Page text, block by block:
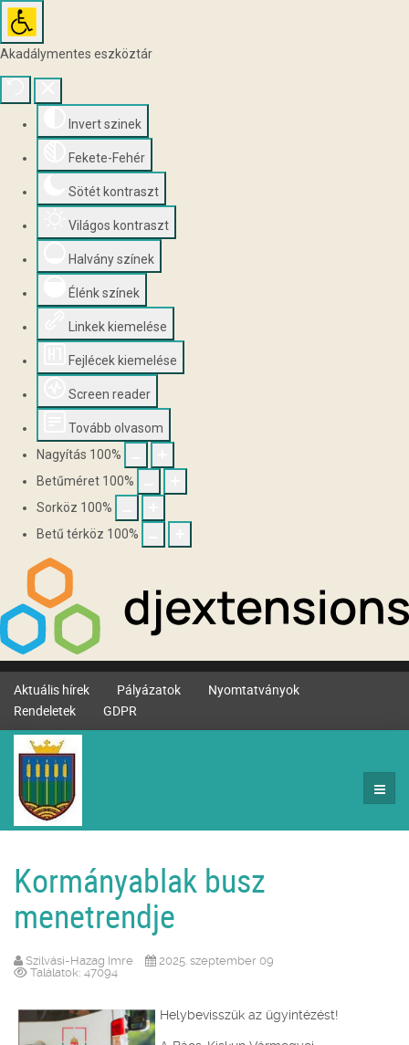
Akadálymentes eszköztár
Invert szinek
Fekete-Fehér
Sötét kontraszt
Világos kontraszt
Halvány színek
Élénk színek
Linkek kiemelése
Fejlécek kiemelése
Screen reader
Tovább olvasom
Nagyítás 100%
Betűméret 100%
Sorköz 100%
Betű térköz 100%
Aktuális hírek Pályázatok
Nyomtatványok
Rendeletek
GDPR
Kormányablak busz
menetrendje
Szilvási-Hazag Imre
2025. szeptember 09
Találatok: 47094
Helybevisszük az ügyintézést!